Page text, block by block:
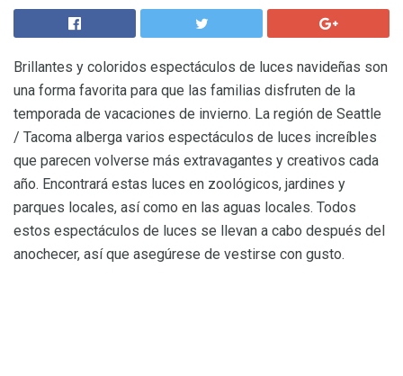
Brillantes y coloridos espectáculos de luces navideñas son
una forma favorita para que las familias disfruten de la
temporada de vacaciones de invierno. La región de Seattle
/ Tacoma alberga varios espectáculos de luces increíbles
que parecen volverse más extravagantes y creativos cada
año. Encontrará estas luces en zoológicos, jardines y
parques locales, así como en las aguas locales. Todos
estos espectáculos de luces se llevan a cabo después del
anochecer, así que asegúrese de vestirse con gusto.